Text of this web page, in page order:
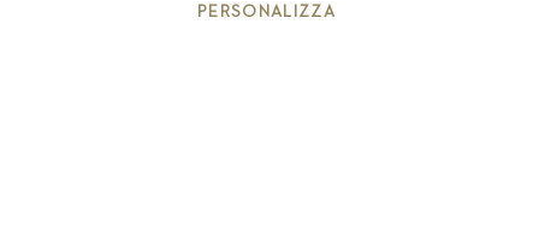
PERSONALIZZA